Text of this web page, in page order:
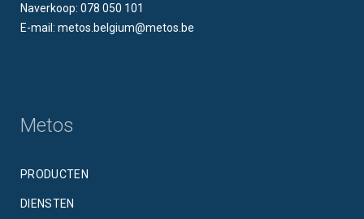
Naverkoop: 078 050 101
E-mail: metos.belgium@metos.be
Metos
PRODUCTEN
DIENSTEN